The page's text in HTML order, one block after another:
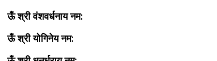
ऊँ श्री वंशवर्धनाय नम:
ऊँ श्री योगिनेय नम: